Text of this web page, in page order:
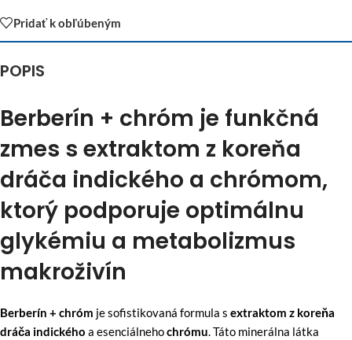
Pridať k obľúbeným
POPIS
Berberín + chróm je funkčná
zmes s extraktom z koreňa
dráča indického a chrómom,
ktorý podporuje optimálnu
glykémiu a metabolizmus
makroživín
Berberín + chróm je sofistikovaná formula s extraktom z koreňa
dráča indického a esenciálnehochrómu. Táto minerálna látka